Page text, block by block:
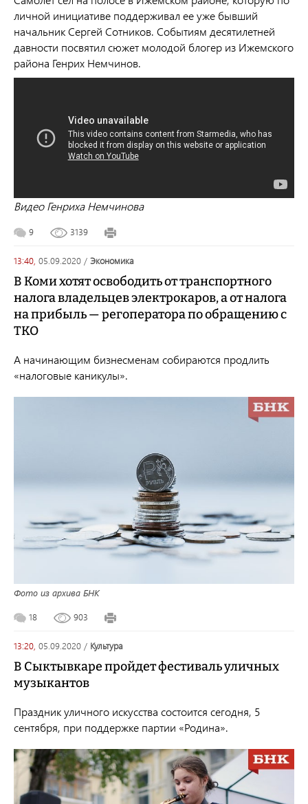
личной инициативе поддерживал ее уже бывший
начальник Сергей Сотников. Событиям десятилетней
давности посвятил сюжет молодой блогер из Ижемского
района Генрих Немчинов.
Видео Генриха Немчинова
9 3139
13:40, 05.09.2020 / экономика
В Коми хотят освободить от транспортного
налога владельцев электрокаров, а от налога
на прибыль — регоператора по обращению с
ТКО
А начинающим бизнесменам собираются продлить
«налоговые каникулы».
Фото из архива БНК
18 903
13:20, 05.09.2020 / культура
В Сыктывкаре пройдет фестиваль уличных
музыкантов
Праздник уличного искусства состоится сегодня, 5
сентября, при поддержке партии «Родина».